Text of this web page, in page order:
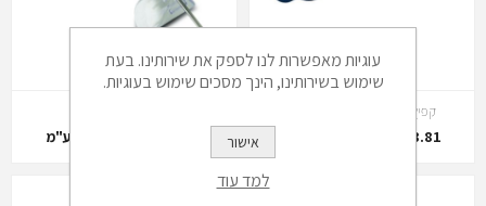
קפיץ בטיחותי לרצועת היי-פול
288.81 ₪ לא כולל מע"מ
עוגיות מאפשרות לנו לספק את שירותינו. בעת
שימוש בשירותינו, הינך מסכים שימוש בעוגיות.
אישור
למד עוד